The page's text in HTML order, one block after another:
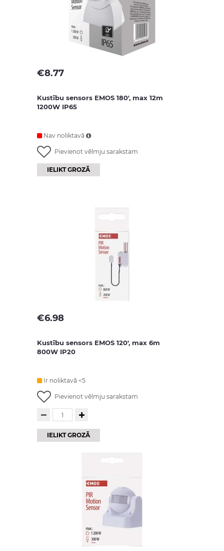
€8.77
Kustību sensors EMOS 180', max 12m
1200W IP65
Nav noliktavā
Pievienot vēlmju sarakstam
IELIKT GROZĀ
€6.98
Kustību sensors EMOS 120', max 6m
800W IP20
Ir noliktavā <5
Pievienot vēlmju sarakstam
IELIKT GROZĀ